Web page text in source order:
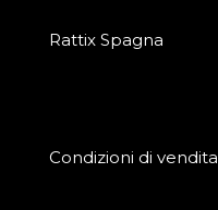
Rattix Spagna
Condizioni di vendita